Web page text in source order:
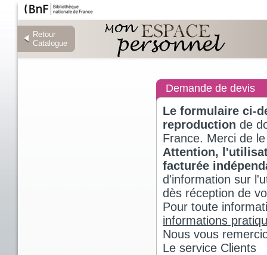
Retour
Catalogue
Retour
Catalogue
Demande de devis
Le formulaire ci-
reproduction de
France. Merci de
Attention,
facturée
d'information sur
dès réception de
Pour toute
informations
Nous vous
Le service Clients